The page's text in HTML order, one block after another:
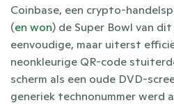
Coinbase, een crypto-
(en won) de Super Bowl van
eenvoudige, maar uiterst
neonkleurige QR-code
scherm als een oude DVD-
generiek technonummer werd